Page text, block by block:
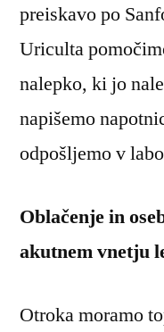
preiskavo po
Uriculta
nalepko, ki jo
napišemo
odpošljemo v
Oblačenje in
akutnem vnetju
Otroka moramo